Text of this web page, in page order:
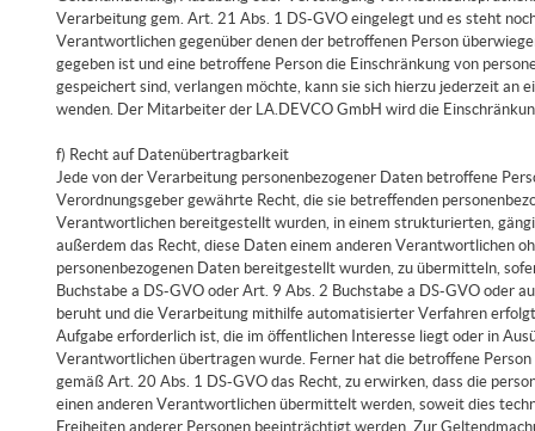
Verarbeitung gem. Art. 21 Abs. 1 DS-GVO eingelegt und es steht
Verantwortlichen gegenüber denen der betroffenen Person
gegeben ist und eine betroffene Person die Einschränkung von
gespeichert sind, verlangen möchte, kann sie sich hierzu jederzeit
wenden. Der Mitarbeiter der LA.DEVCO GmbH wird die
f) Recht auf Datenübertragbarkeit
Jede von der Verarbeitung personenbezogener Daten betroffene
Verordnungsgeber gewährte Recht, die sie betreffenden
Verantwortlichen bereitgestellt wurden, in einem strukturierten,
außerdem das Recht, diese Daten einem anderen Verantwortlichen
personenbezogenen Daten bereitgestellt wurden, zu übermitteln,
Buchstabe a DS-GVO oder Art. 9 Abs. 2 Buchstabe a DS-GVO oder
beruht und die Verarbeitung mithilfe automatisierter Verfahren
Aufgabe erforderlich ist, die im öffentlichen Interesse liegt oder in
Verantwortlichen übertragen wurde. Ferner hat die betroffene
gemäß Art. 20 Abs. 1 DS-GVO das Recht, zu erwirken, dass die
einen anderen Verantwortlichen übermittelt werden, soweit dies
Freiheiten anderer Personen beeinträchtigt werden. Zur